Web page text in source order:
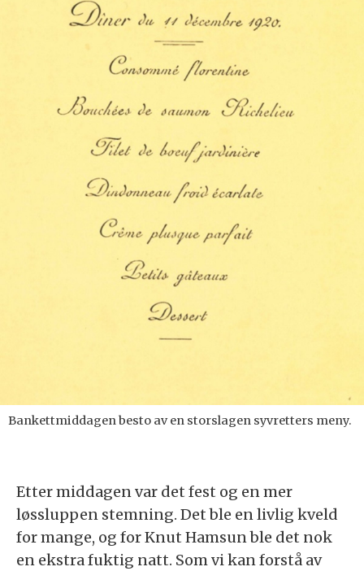
Bankettmiddagen besto av en storslagen syvretters meny.
Etter middagen var det fest og en mer
løssluppen stemning. Det ble en livlig kveld
for mange, og for Knut Hamsun ble det nok
en ekstra fuktig natt. Som vi kan forstå av